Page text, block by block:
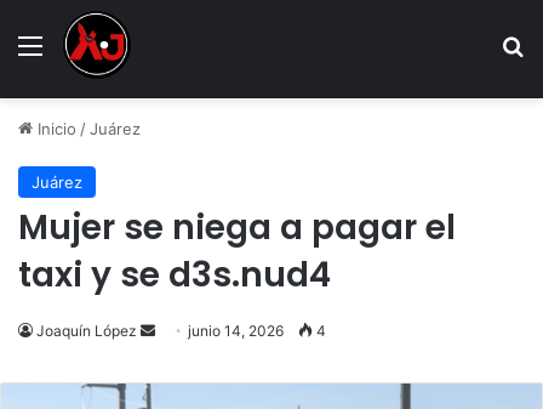
Menu
Inicio /Juárez
Juárez
Mujer se niega a pagar el
taxi y se d3s.nud4
Joaquín López
Send
email
junio 14, 2026 4